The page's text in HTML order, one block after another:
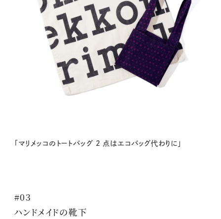
「マリメッコのトートバッグ 2 点はエコバッグ代わりに」
#03
ハンドメイドの靴下